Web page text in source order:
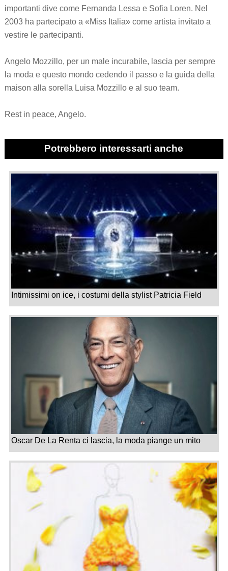
importanti dive come Fernanda Lessa e Sofia Loren. Nel
2003 ha partecipato a «Miss Italia» come artista invitato a
vestire le partecipanti.
Angelo Mozzillo, per un male incurabile, lascia per sempre
la moda e questo mondo cedendo il passo e la guida della
maison alla sorella Luisa Mozzillo e al suo team.
Rest in peace, Angelo.
Potrebbero interessarti anche
Intimissimi on ice, i costumi della stylist Patricia Field
Oscar De La Renta ci lascia, la moda piange un mito